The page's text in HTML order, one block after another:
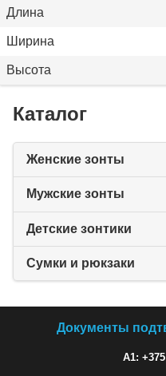
Длина
Ширина
Высота
Каталог
Женские зонты
Мужские зонты
Детские зонтики
Сумки и рюкзаки
Документы
A1: